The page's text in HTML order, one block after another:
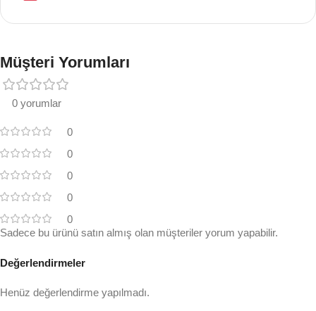
Müşteri Yorumları
0 yorumlar
0
0
0
0
0
Değerlendirmeler
Henüz değerlendirme yapılmadı.
Sadece bu ürünü satın almış olan müşteriler yorum yapabilir.